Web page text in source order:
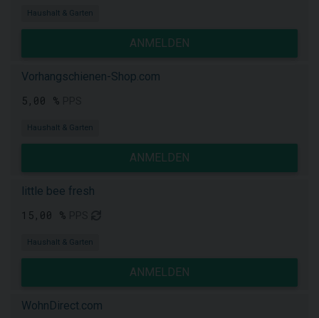
Haushalt & Garten
ANMELDEN
Vorhangschienen-Shop.com
5,00 %
Haushalt & Garten
ANMELDEN
little bee fresh
15,00 %
Haushalt & Garten
ANMELDEN
WohnDirect.com